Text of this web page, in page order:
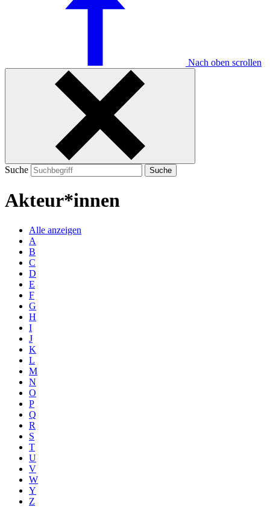
Nach oben scrollen
Suche Suche
Akteur*innen
Alle anzeigen
A
B
C
D
E
F
G
H
I
J
K
L
M
N
O
P
Q
R
S
T
U
V
W
Y
Z